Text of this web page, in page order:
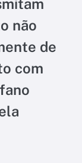
não
de
com